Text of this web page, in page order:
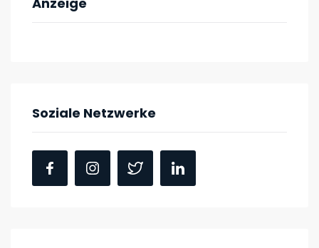
Soziale Netzwerke